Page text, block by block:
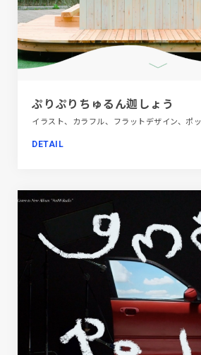
ぷりぷりちゅるん迦しょう
DETAIL